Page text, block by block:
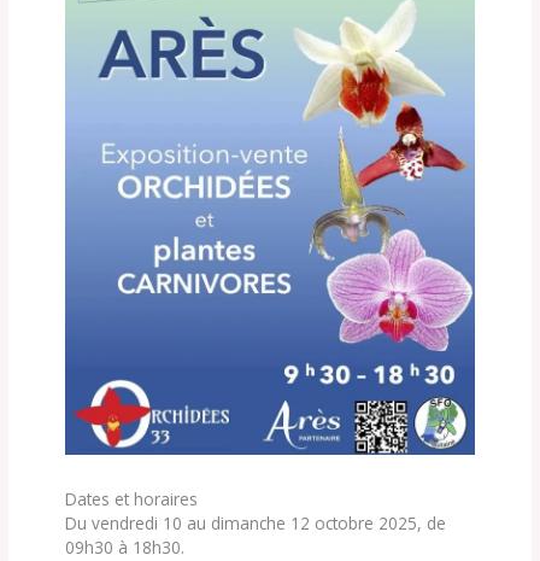
Dates et horaires
Du vendredi 10 au dimanche 12 octobre 2025, de
09h30 à 18h30.